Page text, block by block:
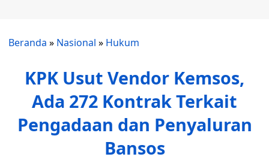
Beranda » Nasional » Hukum
KPK Usut Vendor Kemsos,
Ada 272 Kontrak Terkait
Pengadaan dan Penyaluran
Bansos